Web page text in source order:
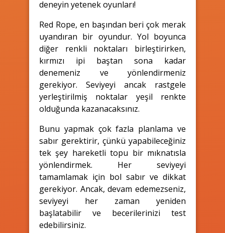
deneyin yetenek oyunları!
Red Rope, en başından beri çok merak
uyandıran bir oyundur. Yol boyunca
diğer renkli noktaları birleştirirken,
kırmızı ipi baştan sona kadar
denemeniz ve yönlendirmeniz
gerekiyor. Seviyeyi ancak rastgele
yerleştirilmiş noktalar yeşil renkte
olduğunda kazanacaksınız.
Bunu yapmak çok fazla planlama ve
sabır gerektirir, çünkü yapabileceğiniz
tek şey hareketli topu bir mıknatısla
yönlendirmek. Her seviyeyi
tamamlamak için bol sabır ve dikkat
gerekiyor. Ancak, devam edemezseniz,
seviyeyi her zaman yeniden
başlatabilir ve becerilerinizi test
edebilirsiniz.